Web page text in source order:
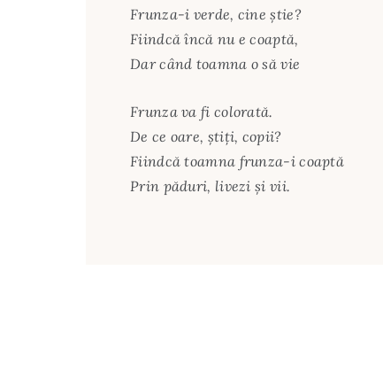
Frunza-i verde, cine ştie?
Fiindcă încă nu e coaptă,
Dar când toamna o să vie
Frunza va fi colorată.
De ce oare, ştiţi, copii?
Fiindcă toamna frunza-i coaptă
Prin păduri, livezi şi vii.